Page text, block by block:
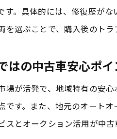
す。具体的には、修復歴が
を選ぶことで、購入後のトラ
はの中古車安心ポ
場が活発で、地域特有の安
です。また、地元のオート
スとオークション活用が中古